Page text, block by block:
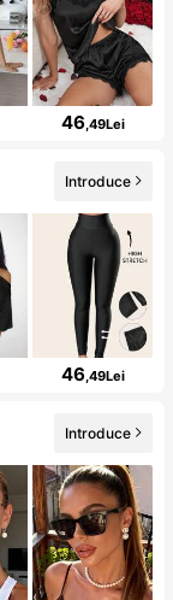
46 ,49Lei
Introduce
46 ,49Lei
Introduce